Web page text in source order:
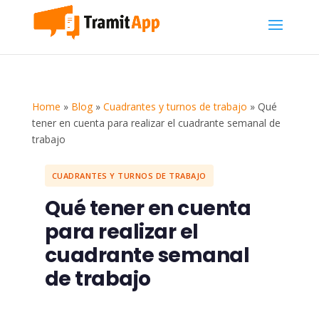
Home » Blog» Cuadrantes y turnos de trabajo » Qué
tener en cuenta para realizar el cuadrante semanal de
trabajo
CUADRANTES Y TURNOS DE TRABAJO
Qué tener en cuenta
para realizar el
cuadrante semanal
de trabajo